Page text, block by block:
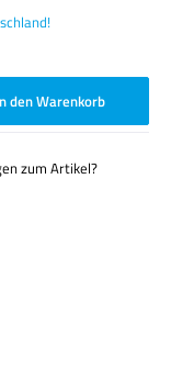
um die Anzahl zu
den Warenkorb
zum Artikel?